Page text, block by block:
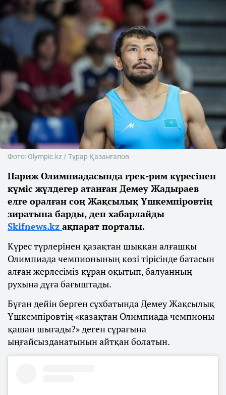
Фото: Olympic.kz / Тұрар Қазанғапов
Париж Олимпиадасында грек-рим күресінен
күміс жүлдегер атанған Демеу Жадыраев
елге оралған соң Жақсылық Үшкемпіровтің
зиратына барды, деп хабарлайды
Skifnews.kz ақпарат порталы.
Күрес түрлерінен қазақтан шыққан алғашқы
Олимпиада чемпионының көзі тірісінде батасын
алған жерлесіміз құран оқытып, балуанның
рухына дұға бағыштады.
Бұған дейін берген сұхбатында Демеу Жақсылық
Үшкемпіровтің «қазақтан Олимпиада чемпионы
қашан шығады?» деген сұрағына
ыңғайсызданатынын айтқан болатын.